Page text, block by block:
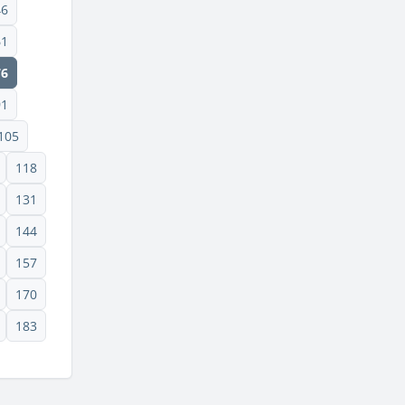
118
131
144
157
170
183